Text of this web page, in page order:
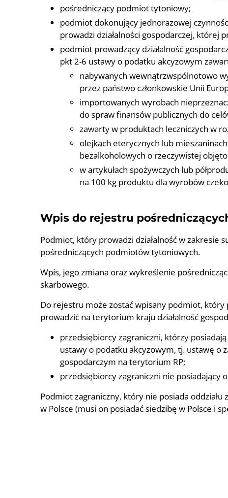
pośredniczący podmiot tytoniowy;
podmiot dokonujący jednorazowej
prowadzi działalności gospodarczej,
podmiot prowadzący działalność
pkt 2-6 ustawy o podatku akcyzowym
nabywanych wewnątrzwspólnotowo
przez państwo członkowskie Unii
importowanych wyrobach
do spraw finansów publicznych do
zawarty w produktach leczniczych w
olejkach eterycznych lub
bezalkoholowych o rzeczywistej
w artykułach spożywczych lub
na 100 kg produktu dla wyrobów
Wpis do rejestru
Podmiot, który prowadzi działalność w
pośredniczących podmiotów tytoniowych.
Wpis, jego zmiana oraz wykreślenie
skarbowego.
Do rejestru może zostać wpisany podmiot, który
prowadzić na terytorium kraju działalność
przedsiębiorcy zagraniczni, którzy
ustawy o podatku akcyzowym, tj. ustawę o
gospodarczym na terytorium RP;
przedsiębiorcy zagraniczni nie posiadający
Podmiot zagraniczny, który nie posiada
w Polsce (musi on posiadać siedzibę w Polsce i